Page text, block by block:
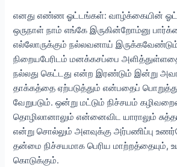
எனது எண்ண ஓட்டங்கள்: வாழ்க்கையின்
ஒருநாள் நாம் எங்கே இருகின்றோம்னு
எல்லோருக்கும் நல்லவனாய்
நிறையபேரிடம் மனக்கசப்பை அளித்துள்ளதை
நல்லது கெட்டது என்ற இரண்டும் இன்று
தாக்கத்தை ஏற்படுத்தும் என்பதைப் பொறுத்து
வேறுபடும். ஒன்று மட்டும் நிச்சயம்
தொழிலானாலும் என்னைவிட யாராலும்
என்று சொல்லும் அளவுக்கு அர்பணிப்பு
தன்மை நிச்சயமாக பெரிய மாற்றத்தையும்,
கொடுக்கும்.